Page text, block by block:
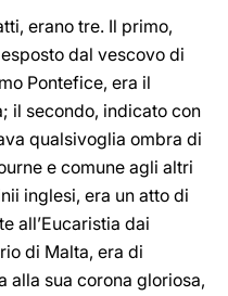
erano tre. Il primo,
dal vescovo di
Pontefice, era il
il secondo, indicato con
qualsivoglia ombra di
e comune agli altri
inglesi, era un atto di
all’Eucaristia dai
di Malta, era di
alla sua corona gloriosa,